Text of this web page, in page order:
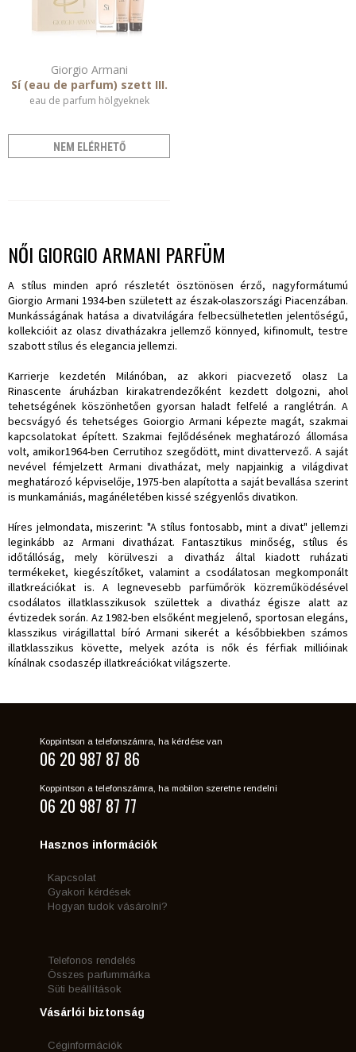
Giorgio Armani
Sí (eau de parfum) szett III.
eau de parfum hölgyeknek
NEM ELÉRHETŐ
NŐI GIORGIO ARMANI PARFÜM
A stílus minden apró részletét ösztönösen érző, nagyformátumú
Giorgio Armani 1934-ben született az észak-olaszországi Piacenzában.
Munkásságának hatása a divatvilágára felbecsülhetetlen jelentőségű,
kollekcióit az olasz divatházakra jellemző könnyed, kifinomult, testre
szabott stílus és elegancia jellemzi.
Karrierje kezdetén Milánóban, az akkori piacvezető olasz La
Rinascente áruházban kirakatrendezőként kezdett dolgozni, ahol
tehetségének köszönhetően gyorsan haladt felfelé a ranglétrán. A
becsvágyó és tehetséges Goiorgio Armani képezte magát, szakmai
kapcsolatokat épített. Szakmai fejlődésének meghatározó állomása
volt, amikor1964-ben Cerrutihoz szegődött, mint divattervező. A saját
nevével fémjelzett Armani divatházat, mely napjainkig a világdivat
meghatározó képviselője, 1975-ben alapította a saját bevallása szerint
is munkamániás, magánéletében kissé szégyenlős divatikon.
Híres jelmondata, miszerint: "A stílus fontosabb, mint a divat" jellemzi
leginkább az Armani divatházat. Fantasztikus minőség, stílus és
időtállóság, mely körülveszi a divatház által kiadott ruházati
termékeket, kiegészítőket, valamint a csodálatosan megkomponált
illatkreációkat is. A legnevesebb parfümőrök közreműködésével
csodálatos illatklasszikusok születtek a divatház égisze alatt az
évtizedek során. Az 1982-ben elsőként megjelenő, sportosan elegáns,
klasszikus virágillattal bíró Armani sikerét a későbbiekben számos
illatklasszikus követte, melyek azóta is nők és férfiak millióinak
kínálnak csodaszép illatkreációkat világszerte.
Koppintson a telefonszámra, ha kérdése van
06 20 987 87 86
Koppintson a telefonszámra, ha mobilon szeretne rendelni
06 20 987 87 77
Hasznos információk
Kapcsolat
Gyakori kérdések
Hogyan tudok vásárolni?
Telefonos rendelés
Összes parfummárka
Süti beállítások
Vásárlói biztonság
Céginformációk